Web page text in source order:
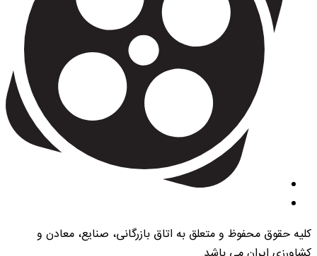
کلیه حقوق محفوظ و متعلق به اتاق بازرگانی، صنایع، معادن و